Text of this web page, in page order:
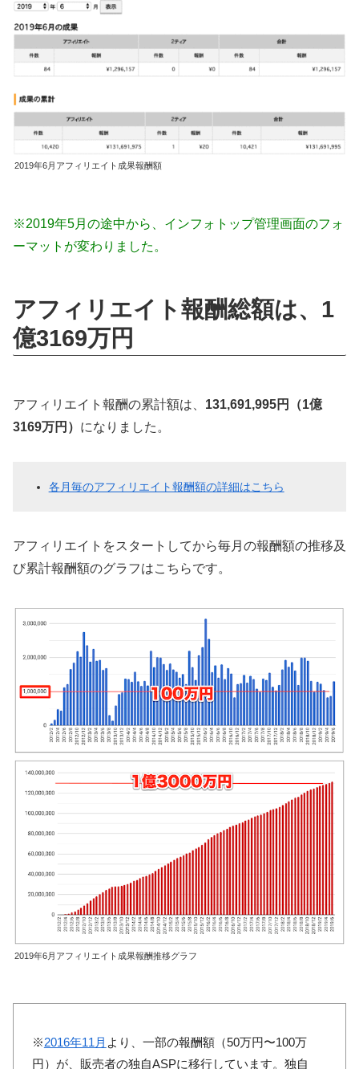
2019年6月アフィリエイト成果報酬額
※2019年5月の途中から、インフォトップ管理画面のフォ
ーマットが変わりました。
アフィリエイト報酬総額は、1
億3169万円
アフィリエイト報酬の累計額は、 131,691,995円（1億
3169万円） になりました。
各月毎のアフィリエイト報酬額の詳細はこちら
アフィリエイトをスタートしてから毎月の報酬額の推移及
び累計報酬額のグラフはこちらです。
2019年6月アフィリエイト成果報酬推移グラフ
※2016年11月 より、一部の報酬額（50万円〜100万
円）が、販売者の独自ASPに移行しています。独自